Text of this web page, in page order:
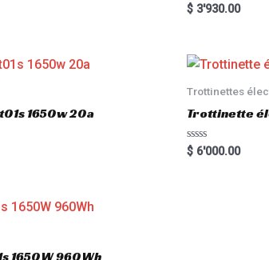
Rated
5.00
$ 3'930.00
1650w 20a
Trottinettes
Trottinette
R
a
$ 6'000.00
1650W 960Wh